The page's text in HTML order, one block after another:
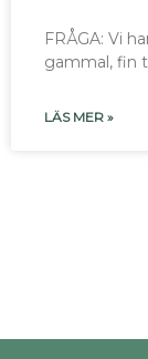
FRÅGA: Vi
gammal, fin
LÄS MER »